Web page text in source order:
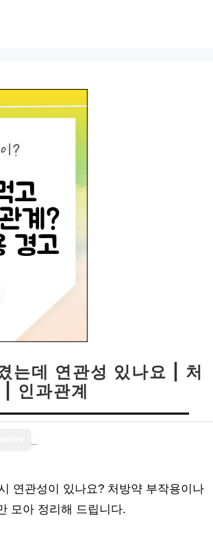
는데 연관성 있나요 | 처
인과관계
연관성이 있나요? 처방약 부작용이나
모아 정리해 드립니다.